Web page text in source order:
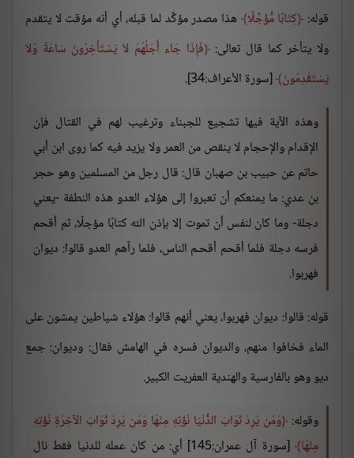
قوله: كِتَابًا مُّؤَجَّلًا هذا مصدر مؤكِّد لما قبله، أي أنه مؤقت لا يتقدم
ولا يتأخر كما قال تعالى: فَإِذَا جَاء أَجَلُهُمْ لاَ يَسْتَأْخِرُونَ سَاعَةً وَلاَ
يَسْتَقْدِمُونَ [سورة الأعراف:34].
وهذه الآية فيها تشجيع للجبناء وترغيب لهم في القتال فإن
الإقدام والإحجام لا ينقص من العمر ولا يزيد فيه كما روى ابن أبي
حاتم عن حبيب بن صهبان قال: قال رجل من المسلمين وهو حجر
بن عدي: ما يمنعكم أن تعبروا إلى هؤلاء العدو هذه النطفة -يعني
دجلة- وما كان لنفس أن تموت إلا بإذن الله كتابًا مؤجلًا، ثم أقحم
فرسه دجلة فلما أقحم أقحـم الناس، فلما رآهم العدو قالوا: ديوان
فهربوا.
قوله: قالوا: ديوان فهربوا، يعني أنهم قالوا: هؤلاء شياطين يمشون على
الماء فخافوا منهم، والديوان فسره في الهامش فقال: وديوان: جمع
ديو وهو بالفارسية والهندية العفريت الكبير.
وقوله: وَمَن يُرِدْ ثَوَابَ الدُّنْيَا نُؤْتِهِ مِنْهَا وَمَن يُرِدْ ثَوَابَ الآخِرَةِ نُؤْتِهِ
مِنْهَا
[سورة آل عمران:145] أي: من كان عمله للدنيا فقط نال